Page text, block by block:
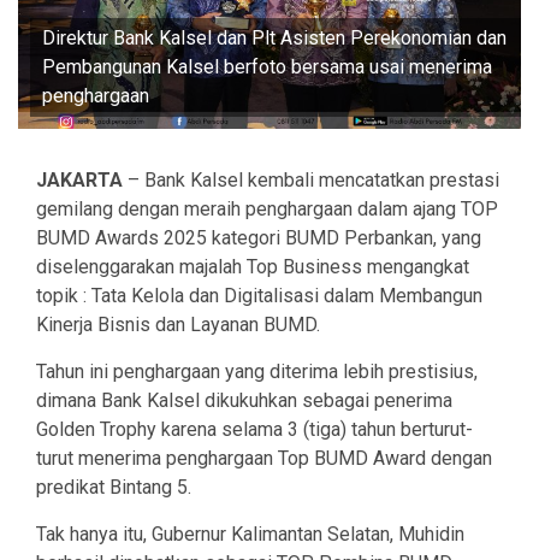
Direktur Bank Kalsel dan Plt Asisten Perekonomian dan
Pembangunan Kalsel berfoto bersama usai menerima
penghargaan
JAKARTA – Bank Kalsel kembali mencatatkan prestasi
gemilang dengan meraih penghargaan dalam ajang TOP
BUMD Awards 2025 kategori BUMD Perbankan, yang
diselenggarakan majalah Top Business mengangkat
topik : Tata Kelola dan Digitalisasi dalam Membangun
Kinerja Bisnis dan Layanan BUMD.
Tahun ini penghargaan yang diterima lebih prestisius,
dimana Bank Kalsel dikukuhkan sebagai penerima
Golden Trophy karena selama 3 (tiga) tahun berturut-
turut menerima penghargaan Top BUMD Award dengan
predikat Bintang 5.
Tak hanya itu, Gubernur Kalimantan Selatan, Muhidin